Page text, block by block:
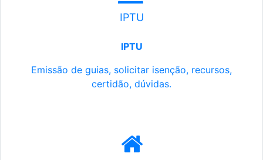
IPTU
IPTU
Emissão de guias, solicitar isenção, recursos,
certidão, dúvidas.